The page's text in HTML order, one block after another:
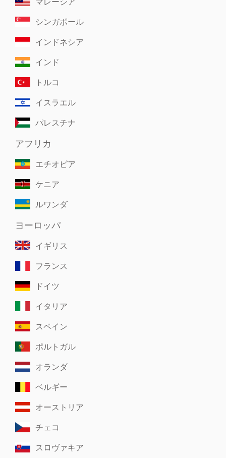
シンガポール
インドネシア
インド
トルコ
イスラエル
パレスチナ
アフリカ
エチオピア
ケニア
ルワンダ
ヨーロッパ
イギリス
フランス
ドイツ
イタリア
スペイン
ポルトガル
オランダ
ベルギー
オーストリア
チェコ
スロヴァキア